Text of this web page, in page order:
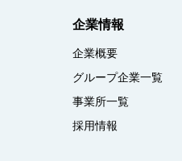
企業情報
企業概要
グループ企業一覧
事業所一覧
採用情報